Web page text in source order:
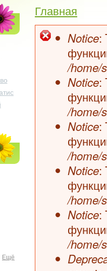
Ещё
Вы здесь
Главная
Notice:
/home/
Notice:
/home/
Notice:
/home/
Notice:
/home/
Notice:
/home/